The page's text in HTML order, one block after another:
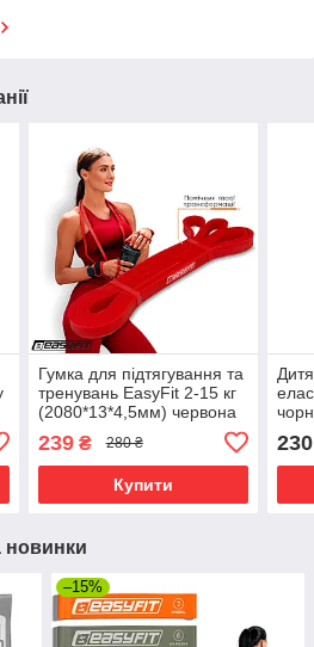
Гумка для підтягування та
тренувань EasyFit 2-15 кг
(2080*13*4,5мм) червона
239₴ 280 ₴
Купити
230
новинки
–15%